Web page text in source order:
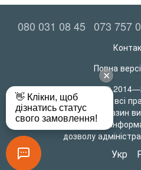
080 031 08 45 073 757
Повна
©
MatrasRoll всі
Офіційний інтернет-магазин
Будь-яке використання
дозволу
Укр